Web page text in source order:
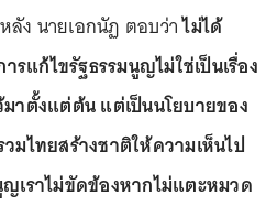
ง นายเอกนัฏ ตอบว่าไม่ได้
ารแก้ไขรัฐธรรมนูญไม่ใช่เป็นเรื่อง
มาตั้งแต่ต้น แต่เป็นนโยบายของ
มไทยสร้างชาติให้ความเห็นไป
เราไม่ขัดข้องหากไม่แตะหมวด